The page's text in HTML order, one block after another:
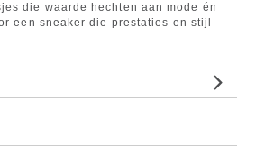
die waarde hechten aan mode én
een sneaker die prestaties en stijl